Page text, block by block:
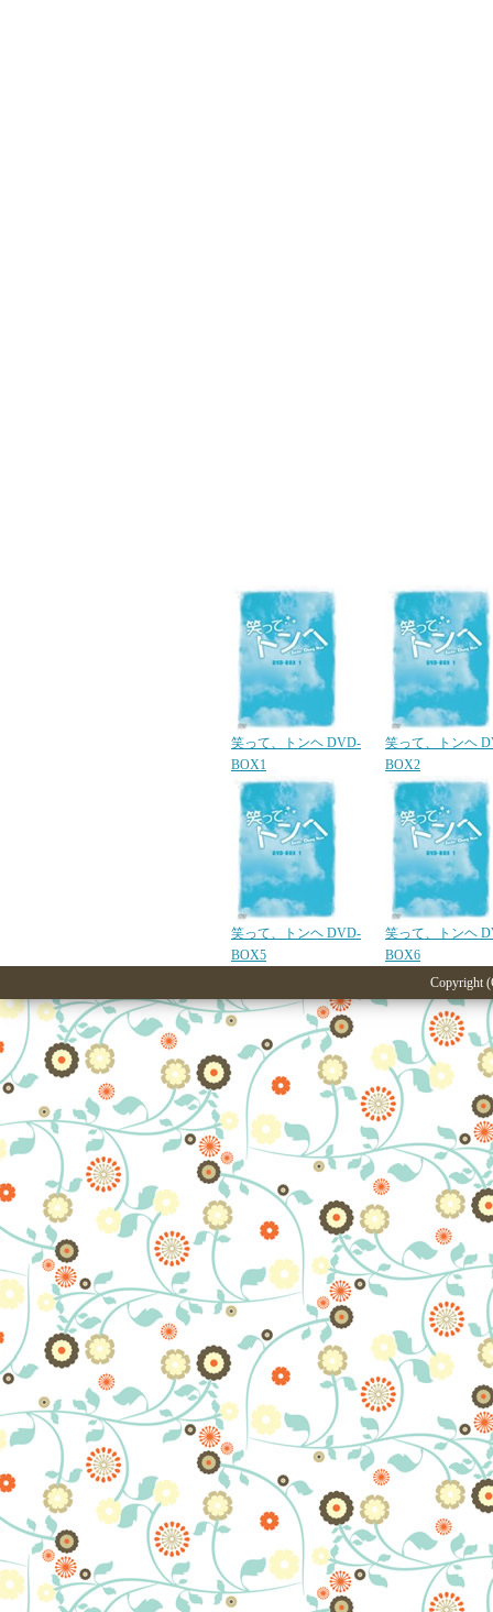
笑って、トンヘ DVD-
BOX1
笑って、トンヘ
BOX2
笑って、トンヘ DVD-
BOX5
笑って、トンヘ
BOX6
Copyright